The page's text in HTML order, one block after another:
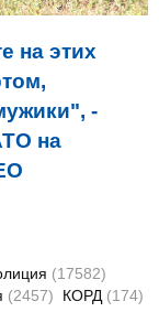
на этих
-
на
(17582)
(2457) КОРД (174)